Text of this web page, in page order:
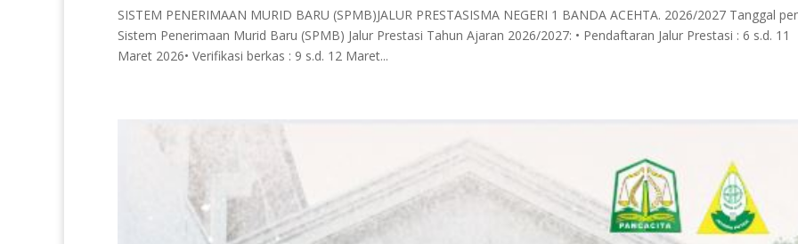
SISTEM PENERIMAAN MURID BARU (SPMB)JALUR PRESTASISMA NEGERI 1 BANDA ACEHTA. 2026/2027 Tanggal
Sistem Penerimaan Murid Baru (SPMB) Jalur Prestasi Tahun Ajaran 2026/2027: • Pendaftaran Jalur Prestasi : 6 s.d. 11
Maret 2026• Verifikasi berkas : 9 s.d. 12 Maret...